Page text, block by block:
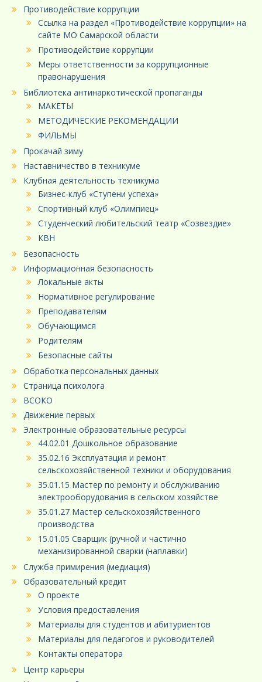
Противодействие коррупции
Ссылка на раздел «Противодействие коррупции» на
сайте МО Самарской области
Противодействие коррупции
Меры ответственности за коррупционные
правонарушения
Библиотека антинаркотической пропаганды
МАКЕТЫ
МЕТОДИЧЕСКИЕ РЕКОМЕНДАЦИИ
ФИЛЬМЫ
Прокачай зиму
Наставничество в техникуме
Клубная деятельность техникума
Бизнес-клуб «Ступени успеха»
Спортивный клуб «Олимпиец»
Студенческий любительский театр «Созвездие»
КВН
Безопасность
Информационная безопасность
Локальные акты
Нормативное регулирование
Преподавателям
Обучающимся
Родителям
Безопасные сайты
Обработка персональных данных
Страница психолога
ВСОКО
Движение первых
Электронные образовательные ресурсы
44.02.01 Дошкольное образование
35.02.16 Эксплуатация и ремонт
сельскохозяйственной техники и оборудования
35.01.15 Мастер по ремонту и обслуживанию
электрооборудования в сельском хозяйстве
35.01.27 Мастер сельскохозяйственного
производства
15.01.05 Сварщик (ручной и частично
механизированной сварки (наплавки)
Служба примирения (медиация)
Образовательный кредит
О проекте
Условия предоставления
Материалы для студентов и абитуриентов
Материалы для педагогов и руководителей
Контакты оператора
Центр карьеры